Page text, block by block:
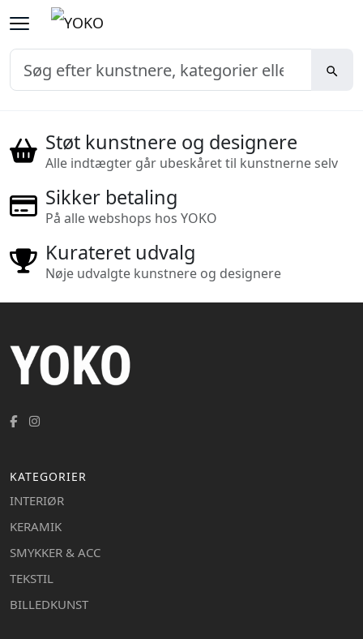
Støt kunstnere og designere
Alle indtægter går ubeskåret til kunstnerne selv
Sikker betaling
På alle webshops hos YOKO
Kurateret udvalg
Nøje udvalgte kunstnere og designere
KATEGORIER
INTERIØR
KERAMIK
SMYKKER & ACC
TEKSTIL
BILLEDKUNST